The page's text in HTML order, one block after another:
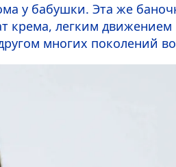
у бабушки. Эта же
крема, легким
многих поколений